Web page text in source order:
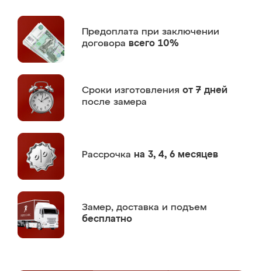
Предоплата при заключении
договора всего 10%
Сроки изготовления от 7 дней
после замера
Рассрочка на 3, 4, 6 месяцев
Замер, доставка и подъем
бесплатно